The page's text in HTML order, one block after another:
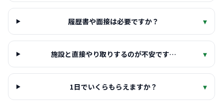
履歴書や面接は必要ですか？ ▾
施設と直接やり取りするのが不安です… ▾
1日でいくらもらえますか？ ▾